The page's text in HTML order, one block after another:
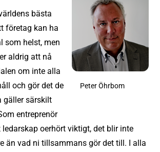
Peter Öhrbom
bästa
företag kan ha
som helst, men
aldrig att nå
om inte alla
och gör det de
gäller särskilt
entreprenör
oerhört viktigt, det blir inte
än vad ni tillsammans gör det till. I alla